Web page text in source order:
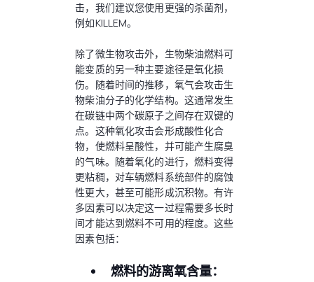
击，我们建议您使用更强的杀菌剂，
例如KILLEM。
除了微生物攻击外，生物柴油燃料可
能变质的另一种主要途径是氧化损
伤。随着时间的推移，氧气会攻击生
物柴油分子的化学结构。这通常发生
在碳链中两个碳原子之间存在双键的
点。这种氧化攻击会形成酸性化合
物，使燃料呈酸性，并可能产生腐臭
的气味。随着氧化的进行，燃料变得
更粘稠，对车辆燃料系统部件的腐蚀
性更大，甚至可能形成沉积物。有许
多因素可以决定这一过程需要多长时
间才能达到燃料不可用的程度。这些
因素包括：
燃料的游离氧含量：